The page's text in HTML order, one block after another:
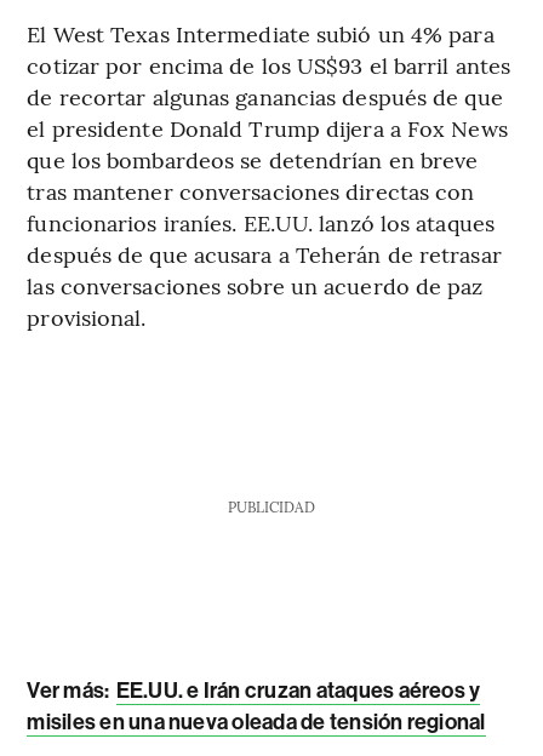
El West Texas Intermediate subió un 4% para
cotizar por encima de los US$93 el barril antes
de recortar algunas ganancias después de que
el presidente Donald Trump dijera a Fox News
que los bombardeos se detendrían en breve
tras mantener conversaciones directas con
funcionarios iraníes. EE.UU. lanzó los ataques
después de que acusara a Teherán de retrasar
las conversaciones sobre un acuerdo de paz
provisional.
PUBLICIDAD
Ver más: EE.UU. e Irán cruzan ataques aéreos y
misiles en una nueva oleada de tensión regional